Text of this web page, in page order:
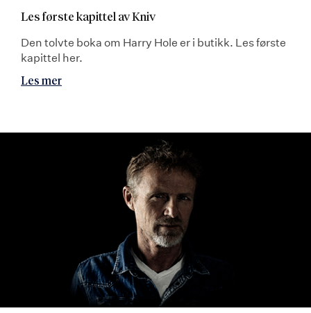
Les første kapittel av Kniv
Den tolvte boka om Harry Hole er i butikk. Les første
kapittel her.
Les mer